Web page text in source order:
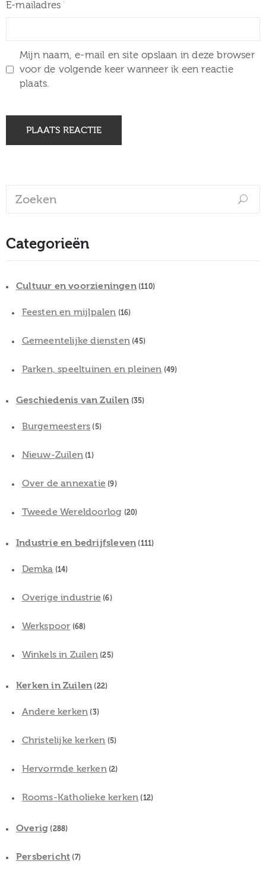
E-mailadres
Mijn naam, e-mail en site opslaan in deze browser
voor de volgende keer wanneer ik een reactie
plaats.
Categorieën
Cultuur en voorzieningen(110)
Feesten en mijlpalen (16)
Gemeentelijke diensten (45)
Parken, speeltuinen en pleinen (49)
Geschiedenis van Zuilen (35)
Burgemeesters (5)
Nieuw-Zuilen (1)
Over de annexatie (9)
Tweede Wereldoorlog (20)
Industrie en bedrijfsleven (111)
Demka (14)
Overige industrie (6)
Werkspoor (68)
Winkels in Zuilen (25)
Kerken in Zuilen (22)
Andere kerken (3)
Christelijke kerken (5)
Hervormde kerken(2)
Rooms-Katholieke kerken (12)
Overig (288)
Persbericht (7)